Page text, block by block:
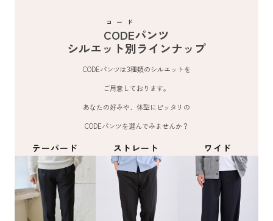
CODE
コード
パンツ
シルエット別ラインナップ
CODEパンツは3種類のシルエットを
ご用意しております。
あなたの好みや、体型にピッタリの
CODEパンツを選んでみませんか？
テーパード ストレート ワイド